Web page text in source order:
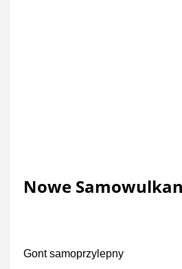
Nowe
Gont samoprzylepny